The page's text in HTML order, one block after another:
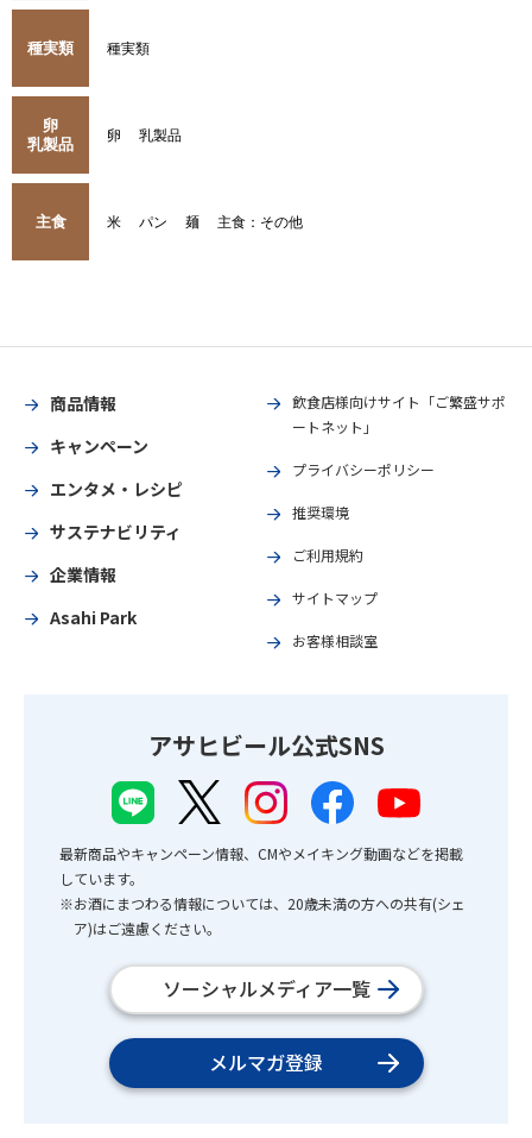
種実類 種実類
卵
乳製品
卵 乳製品
主食 米 パン 麺 主食：その他
商品情報
キャンペーン
エンタメ・レシピ
サステナビリティ
企業情報
Asahi Park
飲食店様向けサイト「ご繁盛サポ
ートネット」
プライバシーポリシー
推奨環境
ご利用規約
サイトマップ
お客様相談室
アサヒビール公式SNS
最新商品やキャンペーン情報、CMやメイキング動画などを掲載
しています。
※お酒にまつわる情報については、20歳未満の方への共有(シェ
ア)はご遠慮ください。
ソーシャルメディア一覧
メルマガ登録